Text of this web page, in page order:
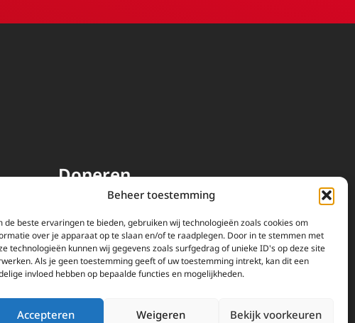
Beheer toestemming
de beste ervaringen te bieden, gebruiken wij technologieën zoals cookies om
over je apparaat op te slaan en/of te raadplegen. Door in te stemmen met
technologieën kunnen wij gegevens zoals surfgedrag of unieke ID's op deze site
Als je geen toestemming geeft of uw toestemming intrekt, kan dit een
invloed hebben op bepaalde functies en mogelijkheden.
Accepteren Weigeren Bekijk voorkeuren
Doneren
EWTN wordt uitsluitend
gefinancierd door uw donaties.
Wij ontvangen bewust geen
advertentie-inkomsten of
kerkelijke financiele
Doneren